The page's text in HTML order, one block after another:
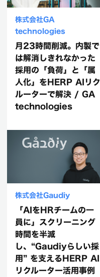
株式会社GA
technologies
月23時間削減。内製で
は解消しきれなかった
採用の「負荷」と「属
人化」をHERP AIリク
ルーターで解決 / GA
technologies
株式会社Gaudiy
「AIをHRチームの一
員に」スクリーニング
時間を半減
し、“Gaudiyらしい採
用” を支えるHERP AI
リクルーター活用事例